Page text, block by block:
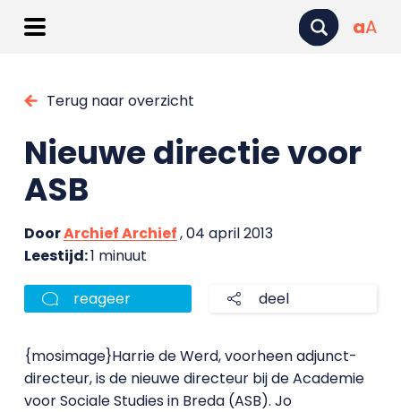
aA
Terug naar overzicht
Nieuwe directie voor
ASB
DoorArchief Archief, 04 april 2013
Leestijd:1 minuut
reageer deel
{mosimage}Harrie de Werd, voorheen adjunct-
directeur, is de nieuwe directeur bij de Academie
voor Sociale Studies in Breda (ASB). Jo